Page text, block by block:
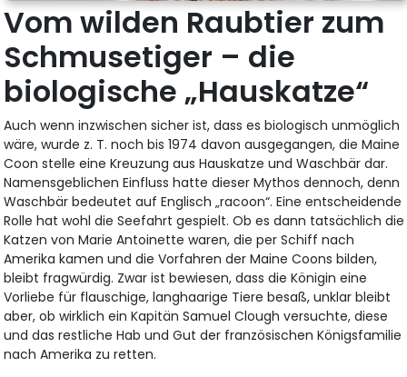
Vom wilden Raubtier zum
Schmusetiger – die
biologische „Hauskatze“
Auch wenn inzwischen sicher ist, dass es biologisch unmöglich
wäre, wurde z. T. noch bis 1974 davon ausgegangen, die Maine
Coon stelle eine Kreuzung aus Hauskatze und Waschbär dar.
Namensgeblichen Einfluss hatte dieser Mythos dennoch, denn
Waschbär bedeutet auf Englisch „racoon“. Eine entscheidende
Rolle hat wohl die Seefahrt gespielt. Ob es dann tatsächlich die
Katzen von Marie Antoinette waren, die per Schiff nach
Amerika kamen und die Vorfahren der Maine Coons bilden,
bleibt fragwürdig. Zwar ist bewiesen, dass die Königin eine
Vorliebe für flauschige, langhaarige Tiere besaß, unklar bleibt
aber, ob wirklich ein Kapitän Samuel Clough versuchte, diese
und das restliche Hab und Gut der französischen Königsfamilie
nach Amerika zu retten.